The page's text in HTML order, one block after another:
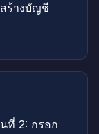
ร้างบัญชี
ที่ 2: กรอก